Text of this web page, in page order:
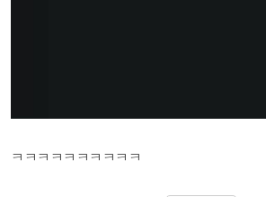
ㅋㅋㅋㅋㅋㅋㅋㅋㅋㅋ